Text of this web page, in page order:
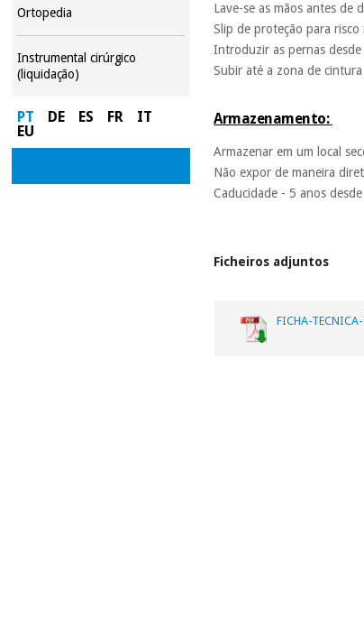
Ortopedia
Instrumental cirúrgico
(liquidação)
PT DE ES FR
IT
EU
Lave-se as mãos antes de
Slip de proteção para
Introduzir as pernas
Subir até a zona de
Armazenamento:
Armazenar em um local
Não expor de maneira
Caducidade - 5 anos
Ficheiros adjuntos
FICHA-